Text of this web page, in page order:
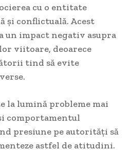
cu o entitate
și conflictuală. Acest
un impact negativ asupra
viitoare, deoarece
tind să evite
la lumină probleme mai
comportamentul
presiune pe autorități să
astfel de atitudini.